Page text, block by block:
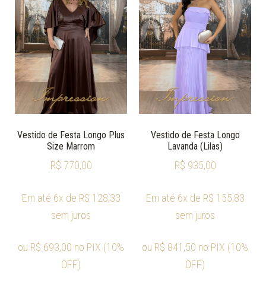
Vestido de Festa Longo Plus
Size Marrom
R$ 770,00
Em até 6x de R$ 128,33
sem juros
ou R$ 693,00 no PIX (10%
OFF)
Vestido de Festa Longo
Lavanda (Lilas)
R$ 935,00
Em até 6x de R$ 155,83
sem juros
ou R$ 841,50 no PIX (10%
OFF)